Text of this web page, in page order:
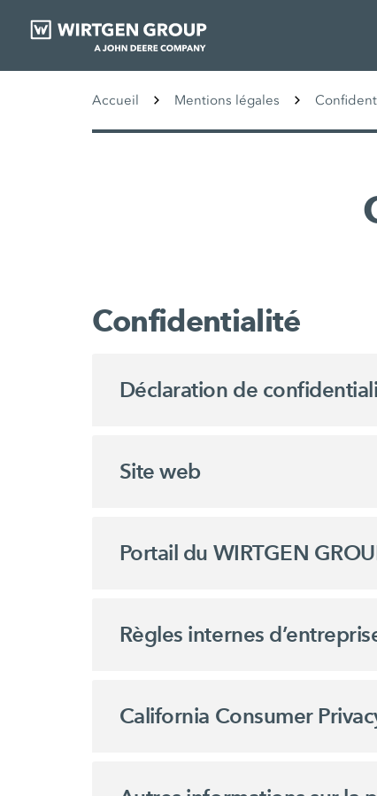
Accueil Mentions légales
Confidentialité
Déclaration de
Site web
Portail du WIRTGEN
Règles internes
California Consumer